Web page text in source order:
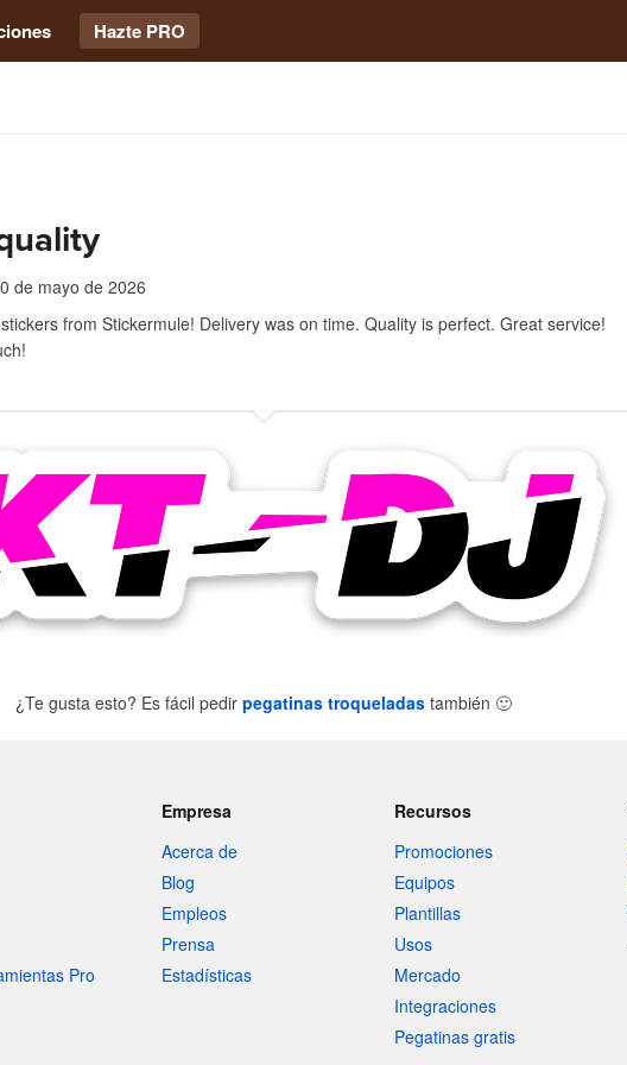
Hazte PRO
de mayo de 2026
from Stickermule! Delivery was on time. Quality is perfect. Great service!
¿Te gusta esto? Es fácil pedir pegatinas troqueladas también 🙂
Pro
Empresa
Acerca de
Blog
Empleos
Prensa
Estadísticas
Recursos
Promociones
Equipos
Plantillas
Usos
Mercado
Integraciones
Pegatinas gratis